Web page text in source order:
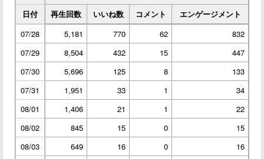
日付
再生回数 いいね数 コメント
エンゲージメント
07/28
5,181 770 62
832
07/29
8,504 432 15
447
07/30
5,696 125 8
133
07/31
1,951 33 1
34
08/01
1,406 21 1
22
08/02
845 15 0
15
08/03
649 16 0 16